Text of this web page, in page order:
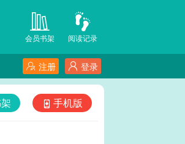
阅读记录
会员书架
登录
注册
手机版